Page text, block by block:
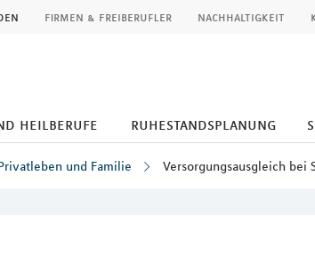
firmen & freiberufler nachhaltigkeit
heilberufe ruhestandsplanung
und Familie Versorgungsausgleich bei